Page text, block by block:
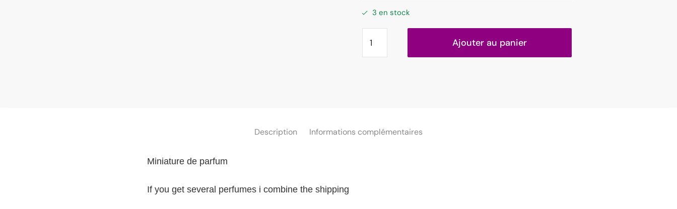
3 en stock
Ajouter au panier
Description Informations complémentaires
Miniature de parfum
If you get several perfumes i combine the shipping